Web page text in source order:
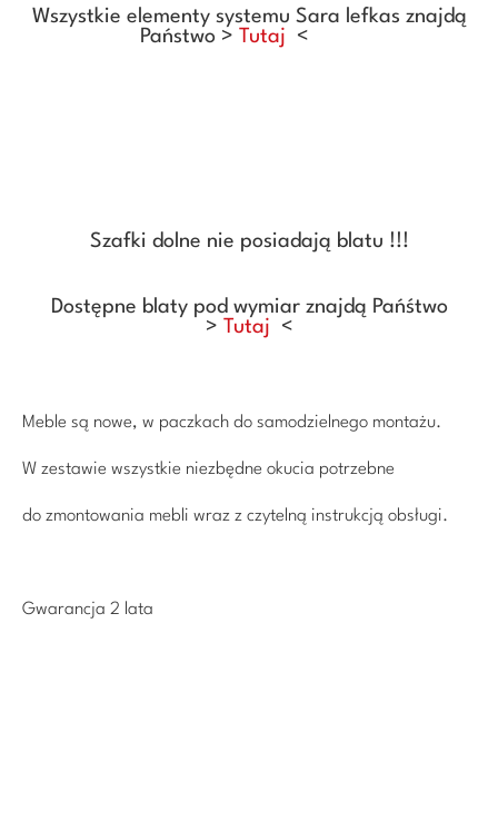
Wszystkie elementy systemu Sara lefkas znajdą
Państwo > Tutaj <
Szafki dolne nie posiadają blatu !!!
Dostępne blaty pod wymiar znajdą Pańśtwo
> Tutaj <
Meble są nowe, w paczkach do samodzielnego montażu.
W zestawie wszystkie niezbędne okucia potrzebne
do zmontowania mebli wraz z czytelną instrukcją obsługi.
Gwarancja 2 lata